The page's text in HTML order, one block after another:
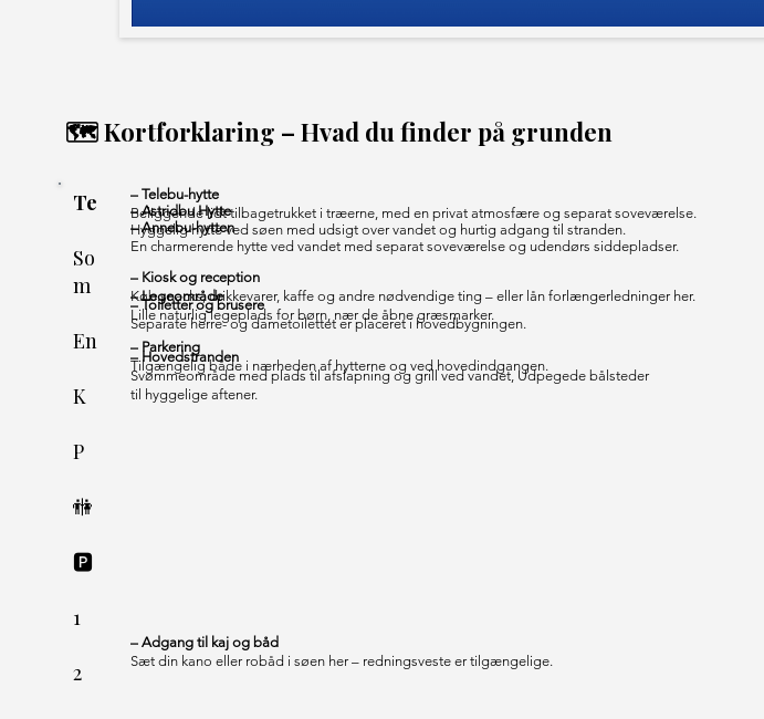
🗺️ Kortforklaring – Hvad du finder på grunden
Te
So
m
En
K
P
🚻
🅿
1
2
– Telebu-hytte
Beliggende lidt tilbagetrukket i træerne, med en privat atmosfære og separat soveværelse.
– Astridbu Hytte
Hyggelig hytte ved søen med udsigt over vandet og hurtig adgang til stranden.
– Annebu-hytten
En charmerende hytte ved vandet med separat soveværelse og udendørs siddepladser.
– Kiosk og reception
Køb snacks, drikkevarer, kaffe og andre nødvendige ting – eller lån forlængerledninger her.
– Legeområde
Lille naturlig legeplads for børn, nær de åbne græsmarker.
– Toiletter og brusere
Separate herre- og dametoilettet er placeret i hovedbygningen.
– Parkering
Tilgængelig både i nærheden af hytterne og ved hovedindgangen.
– Hovedstranden
Svømmeområde med plads til afslapning og grill ved vandet, Udpegede bålsteder
til hyggelige aftener.
– Adgang til kaj og båd
Sæt din kano eller robåd i søen her – redningsveste er tilgængelige.